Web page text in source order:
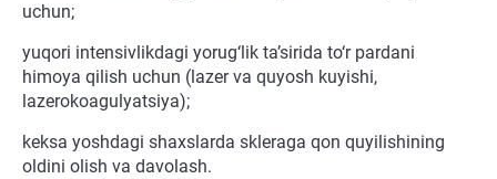
uchun;
yuqori intensivlikdagi yorug‘lik ta’sirida to‘r pardani
himoya qilish uchun (lazer va quyosh kuyishi,
lazerokoagulyatsiya);
keksa yoshdagi shaxslarda skleraga qon quyilishining
oldini olish va davolash.